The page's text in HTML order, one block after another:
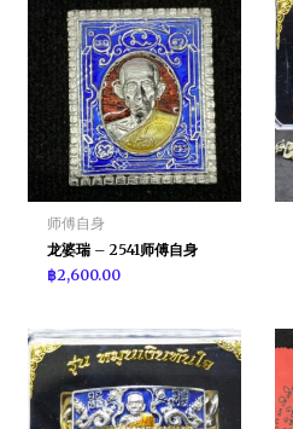
师傅自身
龙婆瑞 – 2541师傅自身
฿2,600.00